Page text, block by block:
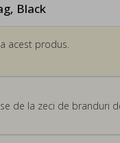
Black
de la zeci de branduri
acest produs.